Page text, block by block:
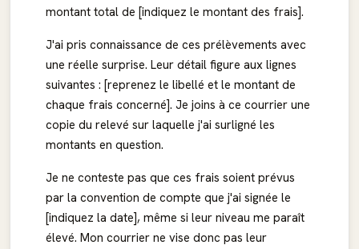
montant total de [indiquez le montant des frais].
J'ai pris connaissance de ces prélèvements avec
une réelle surprise. Leur détail figure aux lignes
suivantes : [reprenez le libellé et le montant de
chaque frais concerné]. Je joins à ce courrier une
copie du relevé sur laquelle j'ai surligné les
montants en question.
Je ne conteste pas que ces frais soient prévus
par la convention de compte que j'ai signée le
[indiquez la date], même si leur niveau me paraît
élevé. Mon courrier ne vise donc pas leur